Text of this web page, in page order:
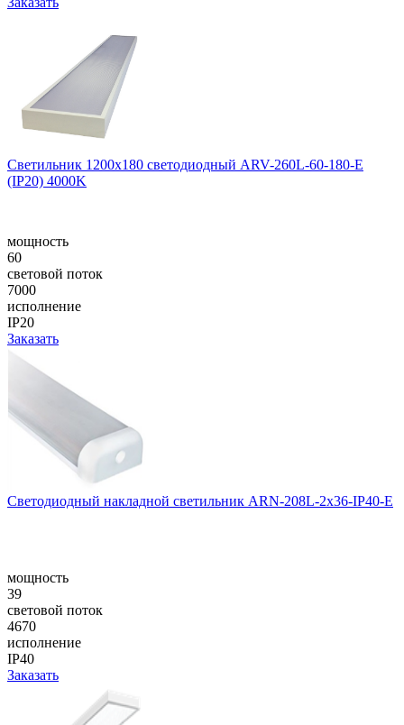
Светильник 1200x180 светодиодный ARV-260L-60-180-E
(IP20) 4000K
мощность
60
световой поток
7000
исполнение
IP20
Заказать
Светодиодный накладной светильник ARN-208L-2x36-IP40-E
мощность
39
световой поток
4670
исполнение
IP40
Заказать